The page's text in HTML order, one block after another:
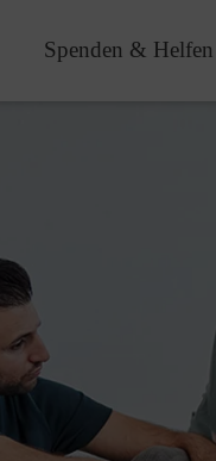
Spenden & Helfen